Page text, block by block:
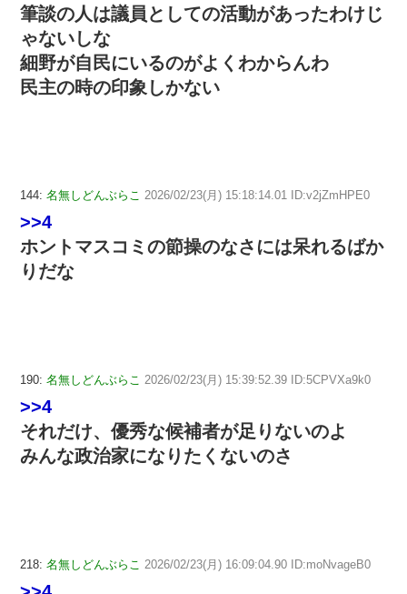
筆談の人は議員としての活動があったわけじ
ゃないしな
細野が自民にいるのがよくわからんわ
民主の時の印象しかない
144: 名無しどんぶらこ 2026/02/23(月) 15:18:14.01 ID:v2jZmHPE0
>>4
ホントマスコミの節操のなさには呆れるばか
りだな
190: 名無しどんぶらこ 2026/02/23(月) 15:39:52.39 ID:5CPVXa9k0
>>4
それだけ、優秀な候補者が足りないのよ
みんな政治家になりたくないのさ
218: 名無しどんぶらこ 2026/02/23(月) 16:09:04.90 ID:moNvageB0